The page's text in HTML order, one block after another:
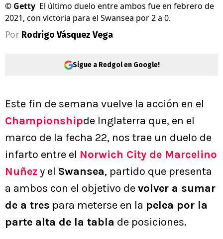
© Getty El último duelo entre ambos fue en febrero de
2021, con victoria para el Swansea por 2 a 0.
Por Rodrigo Vásquez Vega
Sigue a Redgol en Google!
Este fin de semana vuelve la acción en el
Championshipde Inglaterra que, en el
marco de la fecha 22, nos trae un duelo de
infarto entre el Norwich City de Marcelino
Nuñez y el Swansea, partido que presenta
a ambos con el objetivo devolver a sumar
de a tres para meterse en la pelea por la
parte alta de la tabla de posiciones.